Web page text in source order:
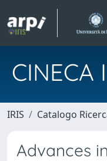
CINECA
IRIS Catalogo
Advances